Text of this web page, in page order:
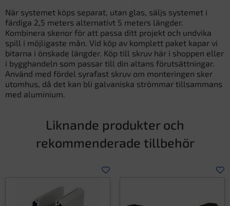
När systemet köps separat, utan glas, säljs systemet i
färdiga 2,5 meters alternativt 5 meters längder.
Kombinera skenor för att passa ditt projekt och undvika
spill i möjligaste mån. Vid köp av komplett paket kapar vi
bitarna i önskade längder. Köp till skruv här i shoppen eller
i bygghandeln som passar till din altans förutsättningar.
Använd med fördel syrafast skruv om monteringen sker
utomhus, då det kan bli galvaniska strömmar tillsammans
med aluminium.
Liknande produkter och
rekommenderade tillbehör